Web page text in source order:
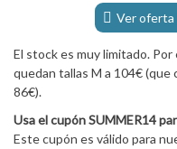
Ver
El stock es muy limitado.
quedan tallas M a 104€
86€).
Usa el cupón SUMMER14
Este cupón es válido para